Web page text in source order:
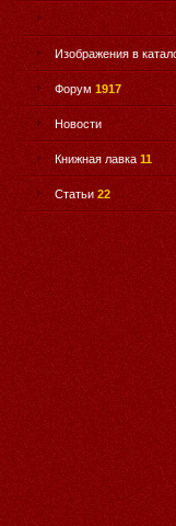
Изображения в
Форум 1917
Новости
Книжная лавка 11
Статьи 22